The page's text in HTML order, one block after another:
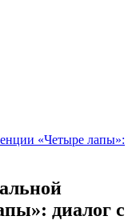
«Четыре лапы»:
диалог с